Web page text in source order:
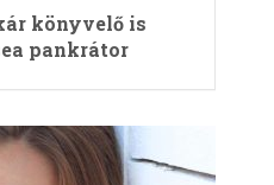
könyvelő is
pankrátor